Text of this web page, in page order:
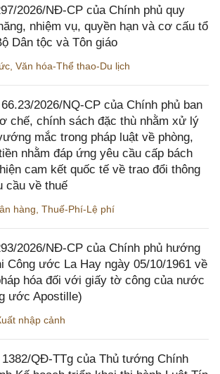
2026/NĐ-CP của Chính phủ quy
nhiệm vụ, quyền hạn và cơ cấu tổ
Dân tộc và Tôn giáo
Văn hóa-Thể thao-Du lịch
2026/NQ-CP của Chính phủ ban
chế, chính sách đặc thù nhằm xử lý
mắc trong pháp luật về phòng,
nhằm đáp ứng yêu cầu cấp bách
cam kết quốc tế về trao đổi thông
cầu về thuế
hàng Thuế-Phí-Lệ phí
2026/NĐ-CP của Chính phủ hướng
Công ước La Hay ngày 05/10/1961 về
hóa đối với giấy tờ công của nước
ước Apostille)
nhập cảnh
QĐ-TTg của Thủ tướng Chính